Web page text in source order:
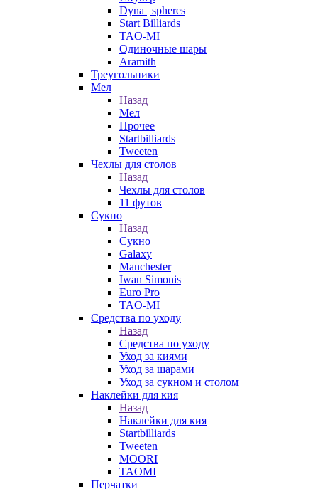
Dyna | spheres
Start Billiards
TAO-MI
Одиночные шары
Aramith
Треугольники
Мел
Назад
Мел
Прочее
Startbilliards
Tweeten
Чехлы для столов
Назад
Чехлы для столов
11 футов
Сукно
Назад
Сукно
Galaxy
Manchester
Iwan Simonis
Euro Pro
TAO-MI
Средства по уходу
Назад
Средства по уходу
Уход за киями
Уход за шарами
Уход за сукном и столом
Наклейки для кия
Назад
Наклейки для кия
Startbilliards
Tweeten
MOORI
TAOMI
Перчатки